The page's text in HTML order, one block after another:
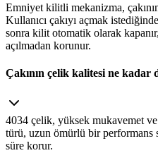
Emniyet kilitli mekanizma,
Kullanıcı çakıyı açmak
sonra kilit otomatik olarak
açılmadan korunur.
Çakının çelik kalitesi ne kadar
4034 çelik, yüksek mukavemet
türü, uzun ömürlü bir performans
süre korur.